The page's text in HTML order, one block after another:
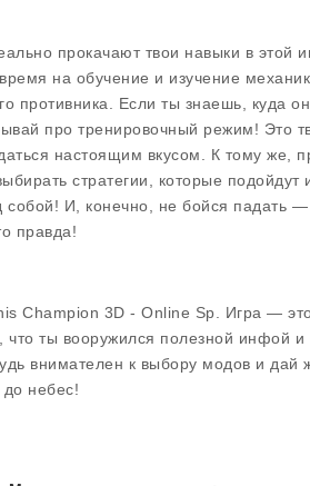
прокачают твои навыки в этой
на обучение и изучение
противника. Если ты знаешь, куда
про тренировочный режим! Это
настоящим вкусом. К тому же,
стратегии, которые
собой! И, конечно, не бойся падать
правда!
Champion 3D - Online Sp . Игра —
ты вооружился полезной инфой и
внимателен к выбору модов и дай
небес!